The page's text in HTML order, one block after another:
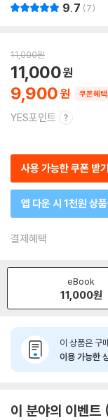
9.7 7
11,000원
9,900
11,000
쿠폰혜
YES포인트
사용 가능한 쿠폰 받기
앱 다운 시 1천원 상
결제혜택
eBook
11,000원
이 상품은 구
이용 가능한
이 분야의 이벤트